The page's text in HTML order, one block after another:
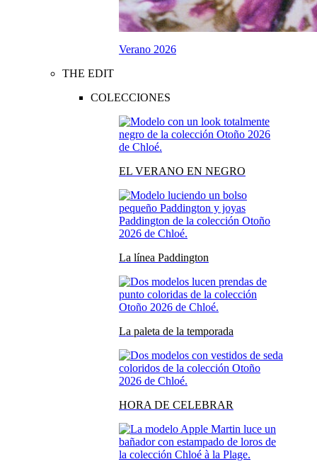
Verano 2026
THE EDIT
COLECCIONES
EL VERANO EN NEGRO
La línea Paddington
La paleta de la temporada
HORA DE CELEBRAR